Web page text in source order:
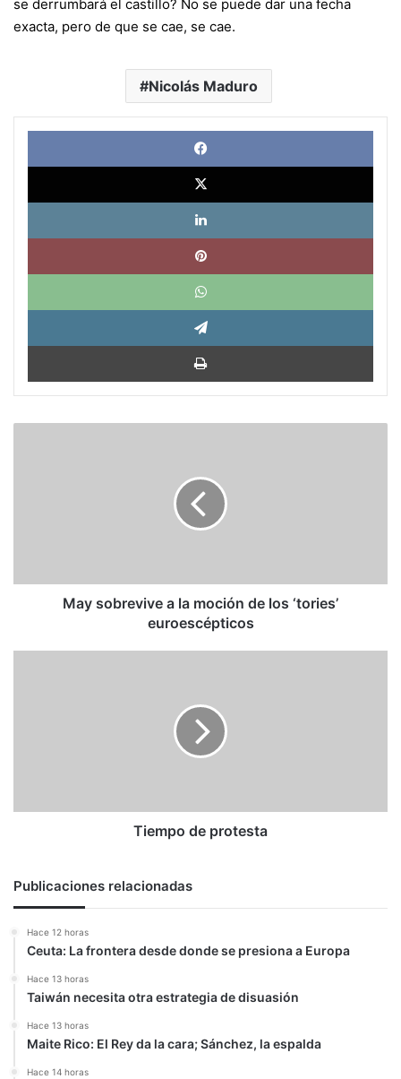
se derrumbará el castillo? No se puede dar una fecha
exacta, pero de que se cae, se cae.
Nicolás Maduro
X
euroescépticos
May sobrevive a la moción de los ‘tories’
euroescépticos
Tiempo de protesta
Publicaciones relacionadas
Hace 12 horas
Ceuta: La frontera desde donde se presiona a Europa
Hace 13 horas
Taiwán necesita otra estrategia de disuasión
Hace 13 horas
Maite Rico: El Rey da la cara; Sánchez, la espalda
Hace 14 horas